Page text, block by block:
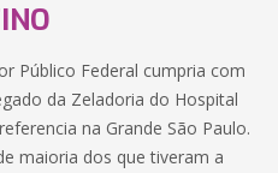
Público Federal cumpria com
da Zeladoria do Hospital
na Grande São Paulo.
maioria dos que tiveram a